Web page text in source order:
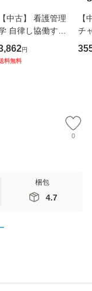
【中古】 看護管理
自律し協働する
専門職の看護マネ
ジメントスキル 改
円
料無料
【
チ
キ
0
梱包
4.7